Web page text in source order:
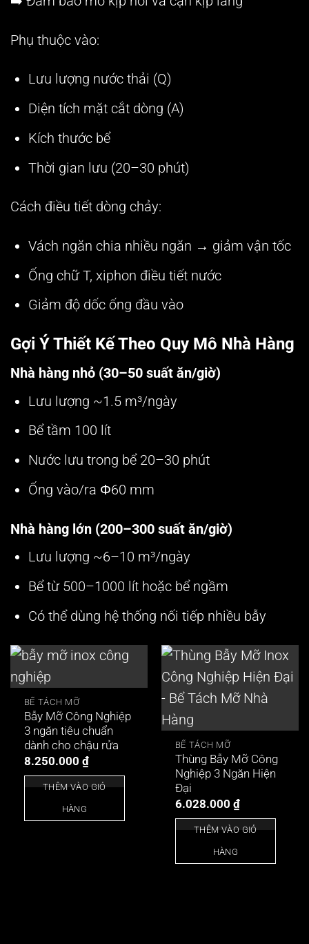
Phụ thuộc vào:
Lưu lượng nước thải (Q)
Diện tích mặt cắt dòng (A)
Kích thước bể
Thời gian lưu (20–30 phút)
Cách điều tiết dòng chảy:
Vách ngăn chia nhiều ngăn → giảm vận tốc
Ống chữ T, xiphon điều tiết nước
Giảm độ dốc ống đầu vào
Gợi Ý Thiết Kế Theo Quy Mô Nhà Hàng
Nhà hàng nhỏ (30–50 suất ăn/giờ)
Lưu lượng ~1.5 m³/ngày
Bể tầm 100 lít
Nước lưu trong bể 20–30 phút
Ống vào/ra Φ60 mm
Nhà hàng lớn (200–300 suất ăn/giờ)
Lưu lượng ~6–10 m³/ngày
Bể từ 500–1000 lít hoặc bể ngầm
Có thể dùng hệ thống nối tiếp nhiều bẫy
BỂ TÁCH MỠ
Bẫy Mỡ Công Nghiệp
3 ngăn tiêu chuẩn
dành cho chậu rửa
8.250.000 ₫
THÊM VÀO GIỎ
HÀNG
BỂ TÁCH MỠ
Thùng Bẫy Mỡ Công
Nghiệp 3 Ngăn Hiện
Đại
6.028.000 ₫
THÊM VÀO GIỎ
HÀNG